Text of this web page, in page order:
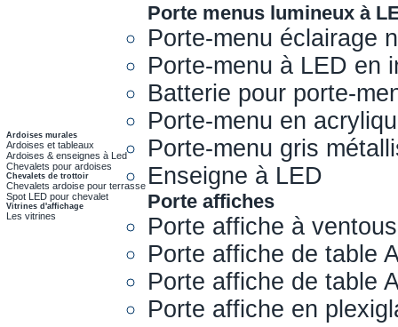
Ardoises murales
Ardoises et tableaux
Ardoises & enseignes à Led
Chevalets pour ardoises
Chevalets de trottoir
Chevalets ardoise pour terrasse
Spot LED pour chevalet
Vitrines d'affichage
Les vitrines
Porte menus lumineux à
Porte-menu éclairage
Porte-menu à LED en
Batterie pour porte-
Porte-menu en
Porte-menu gris
Enseigne à LED
Porte affiches
Porte affiche à
Porte affiche de table
Porte affiche de table
Porte affiche en